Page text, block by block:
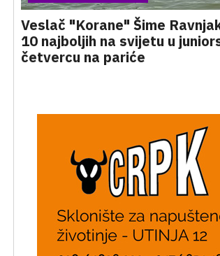
Veslač "Korane" Šime
10 najboljih na svijetu u
četvercu na pariće